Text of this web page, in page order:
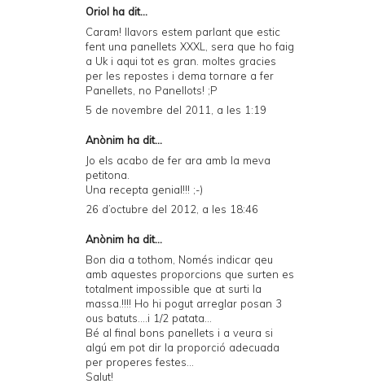
Oriol ha dit...
Caram! llavors estem parlant que estic
fent una panellets XXXL, sera que ho faig
a Uk i aqui tot es gran. moltes gracies
per les repostes i dema tornare a fer
Panellets, no Panellots! ;P
5 de novembre del 2011, a les 1:19
Anònim ha dit...
Jo els acabo de fer ara amb la meva
petitona.
Una recepta genial!!! ;-)
26 d’octubre del 2012, a les 18:46
Anònim ha dit...
Bon dia a tothom, Només indicar qeu
amb aquestes proporcions que surten es
totalment impossible que at surti la
massa.!!!! Ho hi pogut arreglar posan 3
ous batuts....i 1/2 patata...
Bé al final bons panellets i a veura si
algú em pot dir la proporció adecuada
per properes festes...
Salut!